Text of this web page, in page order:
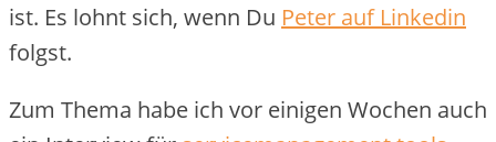
ist. Es lohnt sich, wenn Du Peter auf Linkedin
folgst.
Zum Thema habe ich vor einigen Wochen auch